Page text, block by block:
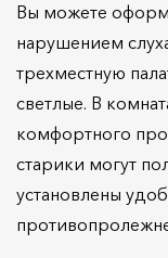
Вы можете
нарушением
трехместную
светлые. В
комфортного
старики могут
установлены